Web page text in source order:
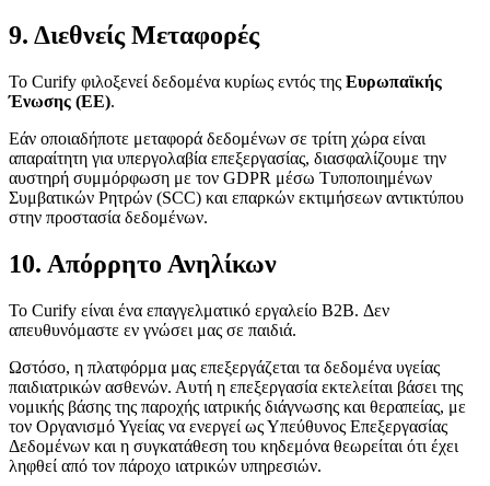
9. Διεθνείς Μεταφορές
Το Curify φιλοξενεί δεδομένα κυρίως εντός της Ευρωπαϊκής
Ένωσης (ΕΕ).
Εάν οποιαδήποτε μεταφορά δεδομένων σε τρίτη χώρα είναι
απαραίτητη για υπεργολαβία επεξεργασίας, διασφαλίζουμε την
αυστηρή συμμόρφωση με τον GDPR μέσω Τυποποιημένων
Συμβατικών Ρητρών (SCC) και επαρκών εκτιμήσεων αντικτύπου
στην προστασία δεδομένων.
10. Απόρρητο Ανηλίκων
Το Curify είναι ένα επαγγελματικό εργαλείο B2B. Δεν
απευθυνόμαστε εν γνώσει μας σε παιδιά.
Ωστόσο, η πλατφόρμα μας επεξεργάζεται τα δεδομένα υγείας
παιδιατρικών ασθενών. Αυτή η επεξεργασία εκτελείται βάσει της
νομικής βάσης της παροχής ιατρικής διάγνωσης και θεραπείας, με
τον Οργανισμό Υγείας να ενεργεί ως Υπεύθυνος Επεξεργασίας
Δεδομένων και η συγκατάθεση του κηδεμόνα θεωρείται ότι έχει
ληφθεί από τον πάροχο ιατρικών υπηρεσιών.